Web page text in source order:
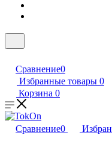
Сравнение0
Избранные товары 0
Корзина 0
Сравнение0